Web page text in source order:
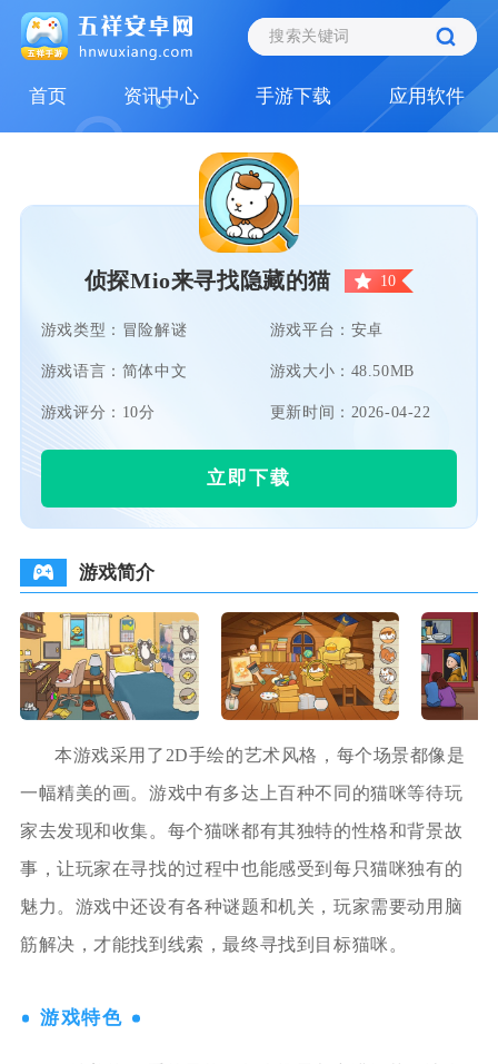
首页 资讯中心 手游下载 应用软件
侦探Mio来寻找隐藏的猫 10
游戏类型：冒险解谜 游戏平台：安卓
游戏语言：简体中文 游戏大小：48.50MB
游戏评分：10分 更新时间：2026-04-22
立即下载
游戏简介
本游戏采用了2D手绘的艺术风格，每个场景都像是
一幅精美的画。游戏中有多达上百种不同的猫咪等待玩
家去发现和收集。每个猫咪都有其独特的性格和背景故
事，让玩家在寻找的过程中也能感受到每只猫咪独有的
魅力。游戏中还设有各种谜题和机关，玩家需要动用脑
筋解决，才能找到线索，最终寻找到目标猫咪。
游戏特色